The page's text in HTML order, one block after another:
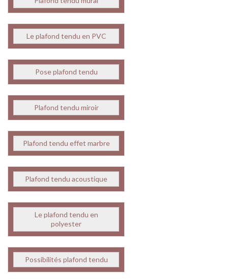
Le plafond tendu en PVC
Pose plafond tendu
Plafond tendu miroir
Plafond tendu effet marbre
Plafond tendu acoustique
Le plafond tendu en
polyester
Possibilités plafond tendu